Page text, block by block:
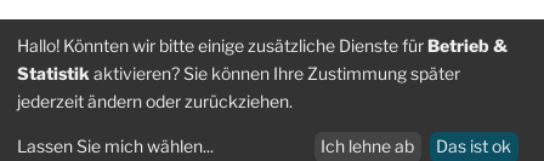
Folge
uns
auf
Facebook
Folge
uns
auf
Instagram
Hallo! Könnten wir bitte einige zusätzliche Dienste fürBetrieb &
Statistik aktivieren? Sie können Ihre Zustimmung später
jederzeit ändern oder zurückziehen.
Lassen Sie mich wählen... Ich lehne ab Das ist ok